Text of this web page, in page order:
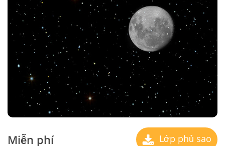
Miễn phí Lớp phủ sao